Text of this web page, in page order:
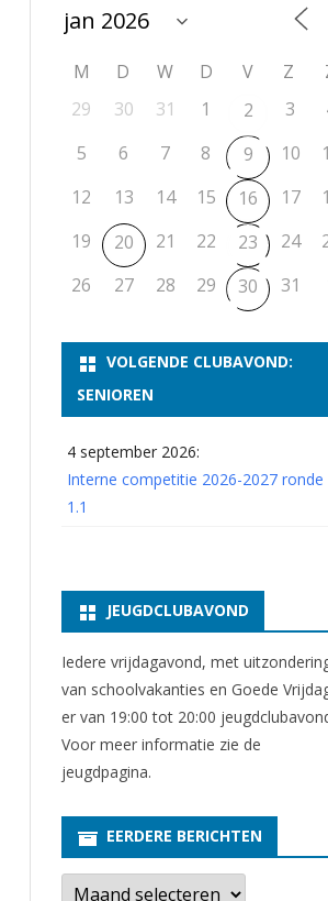
VAN SCHAAKCLUB
ASSEN 3
ASSEN II
NOSBO-BEKER OPEN
T/M 1900
T/M 1700
KNSB-COMPETITIE
NOSBO-COMPETITIE
KNSB-JEUGDCOMPETITIE
M D W D V Z
29
30 31 1 2 3
5
6 7 8 9 10
12
13 14 15 16 17
19
20 21 22 23 24
26
27 28 29 30 31
VOLGENDE CLUBAVOND:
SENIOREN
4 september 2026:
Interne competitie 2026-2027 ronde
1.1
JEUGDCLUBAVOND
Iedere vrijdagavond, met
van schoolvakanties en Goede
er van 19:00 tot 20:00
Voor meer informatie zie de
jeugdpagina.
EERDERE BERICHTEN
E